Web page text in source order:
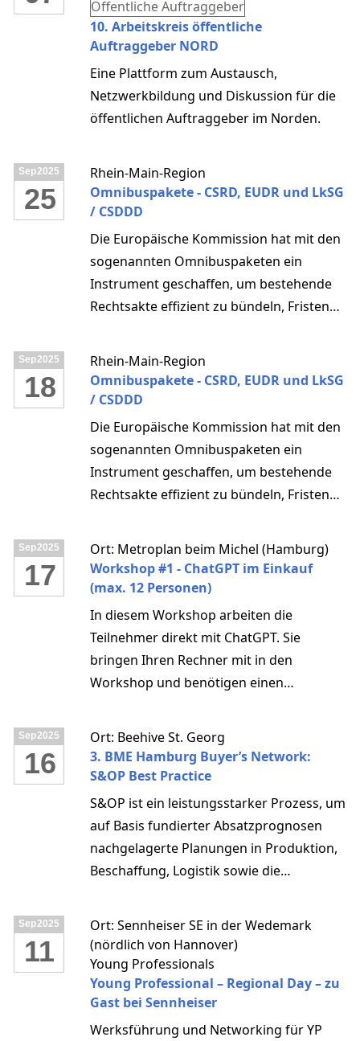
Öffentliche Auftraggeber
10. Arbeitskreis öffentliche
Auftraggeber NORD
Eine Plattform zum Austausch,
Netzwerkbildung und Diskussion für die
öffentlichen Auftraggeber im Norden.
Sep2025
25
Rhein-Main-Region
Omnibuspakete - CSRD, EUDR und LkSG
/ CSDDD
Die Europäische Kommission hat mit den
sogenannten Omnibuspaketen ein
Instrument geschaffen, um bestehende
Rechtsakte effizient zu bündeln, Fristen
sind Ausdruck einer pragmatischen
Antwort auf die wachsenden
Herausforderungen europäischer
Rechtssetzung.
Sep2025
18
Rhein-Main-Region
Omnibuspakete - CSRD, EUDR und LkSG
/ CSDDD
Die Europäische Kommission hat mit den
sogenannten Omnibuspaketen ein
Instrument geschaffen, um bestehende
Rechtsakte effizient zu bündeln, Fristen
sind Ausdruck einer pragmatischen
Antwort auf die wachsenden
Herausforderungen europäischer
Rechtssetzung.
Sep2025
17
Ort: Metroplan beim Michel (Hamburg)
Workshop #1 - ChatGPT im Einkauf
(max. 12 Personen)
In diesem Workshop arbeiten die
Teilnehmer direkt mit ChatGPT. Sie
bringen Ihren Rechner mit in den
Workshop und benötigen einen
Sep2025
16
Ort: Beehive St. Georg
3. BME Hamburg Buyer’s Network:
S&OP Best Practice
S&OP ist ein leistungsstarker Prozess, um
auf Basis fundierter Absatzprognosen
nachgelagerte Planungen in Produktion,
Beschaffung, Logistik sowie die
Verfügbarkeit (Supply) bestmöglich in
Einklang zu bringen.
Sep2025
11
Ort: Sennheiser SE in der Wedemark
(nördlich von Hannover)
Young Professionals
Young Professional – Regional Day – zu
Gast bei Sennheiser
Werksführung und Networking für YP